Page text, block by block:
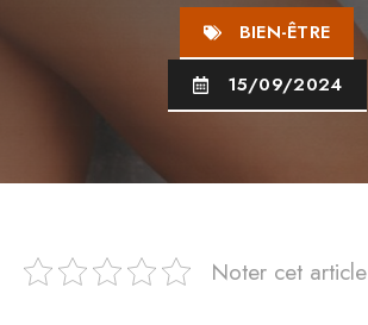
BIEN-ÊTRE
15/09/2024
Noter cet article